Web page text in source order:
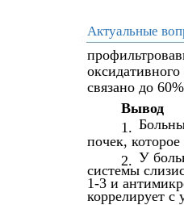
Актуальные
связано до
Вывод
1.
почек,
2. У
системы
1-3 и
коррелирует